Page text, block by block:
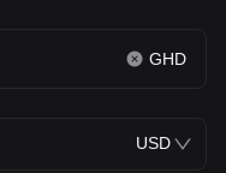
GHD
USD